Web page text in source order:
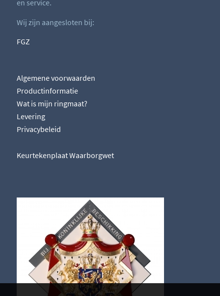
en service.
Wij zijn aangesloten bij:
FGZ
Algemene voorwaarden
Productinformatie
Wat is mijn ringmaat?
Levering
Privacybeleid
Keurtekenplaat Waarborgwet